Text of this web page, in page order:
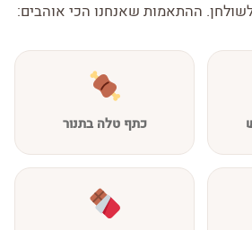
לשולחן. ההתאמות שאנחנו הכי אוהבים:
כתף טלה בתנור